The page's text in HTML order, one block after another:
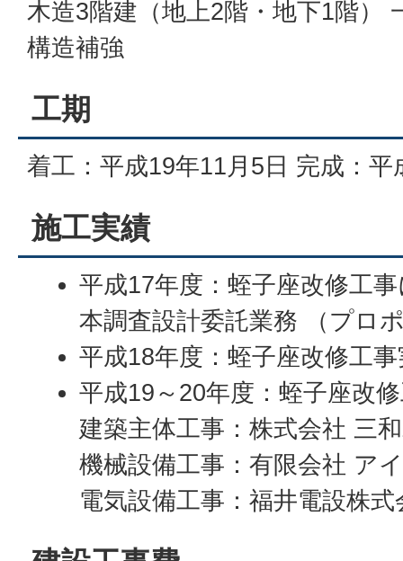
木造3階建（地上2階・地下1階）
構造補強
工期
着工：平成19年11月5日 完成：平
施工実績
平成17年度：蛭子座改修工
本調査設計委託業務 （プロ
平成18年度：蛭子座改修工
平成19～20年度：蛭子座改
建築主体工事：株式会社 三
機械設備工事：有限会社 ア
電気設備工事：福井電設株式